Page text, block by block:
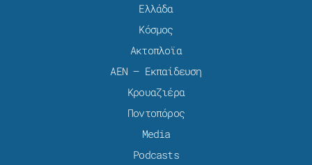
Ελλάδα
Κόσμος
Ακτοπλοϊα
ΑΕΝ – Εκπαίδευση
Κρουαζιέρα
Ποντοπόρος
Media
Podcasts